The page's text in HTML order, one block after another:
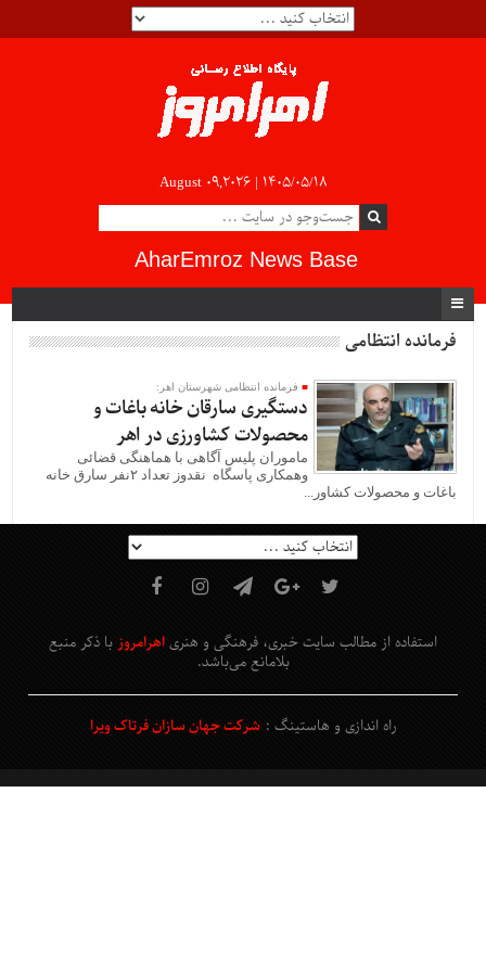
August 09,2026 | ۱۴۰۵/۰۵/۱۸
AharEmroz News Base
فرمانده انتظامی
فرمانده انتظامی شهرستان اهر:
دستگیری سارقان خانه باغات و
محصولات کشاورزی در اهر
ماموران پلیس آگاهی با هماهنگی قضائی
وهمکاری پاسگاه نقدوز تعداد ۲نفر سارق خانه
باغات و محصولات کشاور...
استفاده از مطالب سایت خبری، فرهنگی و هنری اهرامروز با ذکر منبع
بلامانع می‌باشد.
راه اندازی و هاستینگ :شرکت جهان سازان فرتاک ویرا